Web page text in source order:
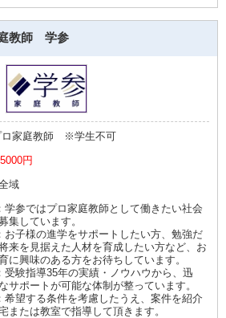
教師 学参
ロ家庭教師 ※学生不可
円
域
参ではプロ家庭教師として働きたい社会
集しています。
子様の進学をサポートしたい方、勉強だ
来を見据えた人材を育成したい方など、お
に興味のある方をお待ちしています。
験指導35年の実績・ノウハウから、迅
サポートが可能な体制が整っています。
望する条件を考慮したうえ、案件を紹介
または教室で指導して頂きます。